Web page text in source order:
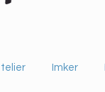
Imker